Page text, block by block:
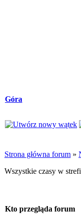
Góra
Strona główna forum »
Wszystkie czasy w
Kto przegląda forum